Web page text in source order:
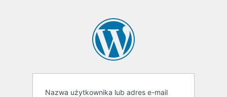
Nazwa użytkownika lub adres e-mail